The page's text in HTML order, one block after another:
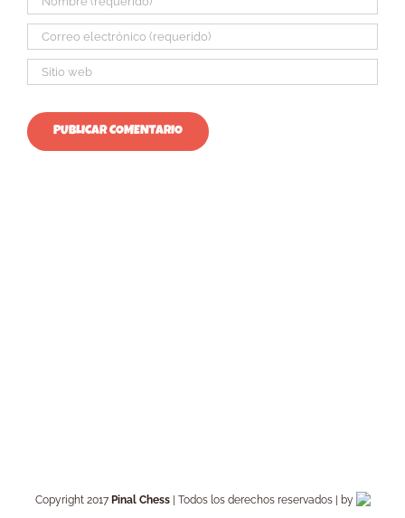
Copyright 2017 Pinal Chess| Todos los derechos reservados | by